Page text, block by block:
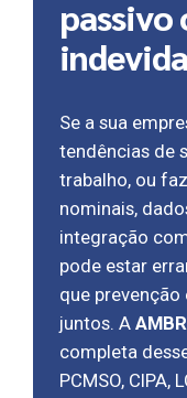
passivo
indevida
Se a sua
tendências de
trabalho, ou
nominais,
integração com
pode estar
que
juntos. A
completa
PCMSO, CIPA,